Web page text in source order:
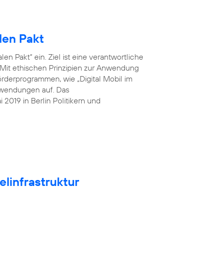
Pakt
Pakt“ ein. Ziel ist eine verantwortliche
ethischen Prinzipien zur Anwendung
wie „Digital Mobil im
auf. Das
in Berlin Politikern und